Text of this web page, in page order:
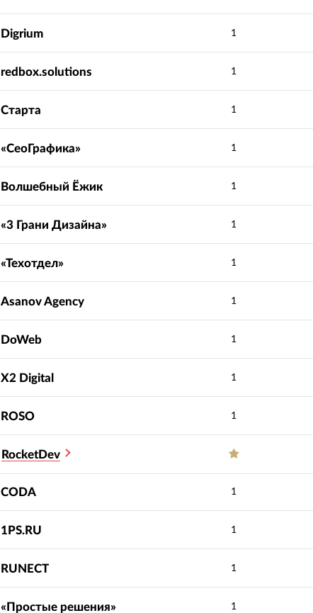
Digrium 1
redbox.solutions 1
Старта 1
«СеоГрафика» 1
Волшебный Ёжик 1
«3 Грани Дизайна» 1
«Техотдел» 1
Asanov Agency 1
DoWeb 1
X2 Digital 1
ROSO 1
RocketDev
CODA 1
1PS.RU 1
RUNECT 1
«Простые решения» 1